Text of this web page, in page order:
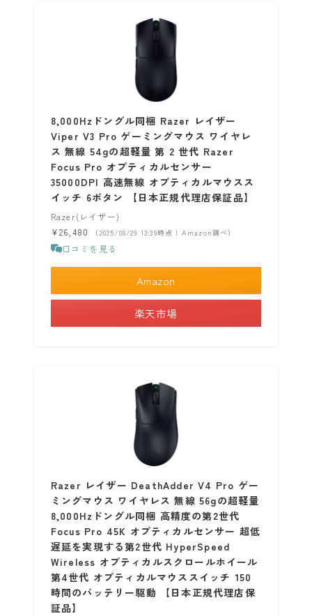
8,000Hzドングル同梱 Razer レイザー
Viper V3 Pro ゲーミングマウス ワイヤレ
ス 無線 54gの超軽量 第 2 世代 Razer
Focus Pro オプティカルセンサー
35000DPI 高速無線 オプティカルマウスス
イッチ 6ボタン 【日本正規代理店保証品】
Razer(レイザー)
¥26,480
（2025/08/29 13:39時点 | Amazon調べ）
口コミを見る
Amazon
楽天市場
Razer レイザー DeathAdder V4 Pro ゲー
ミングマウス ワイヤレス 無線 56gの超軽量
8,000Hzドングル同梱 高精度の第2世代
Focus Pro 45K オプティカルセンサー 超低
遅延を実現する第2世代 HyperSpeed
Wireless オプティカルスクロールホイール
第4世代 オプティカルマウススイッチ 150
時間のバッテリー駆動 【日本正規代理店保
証品】